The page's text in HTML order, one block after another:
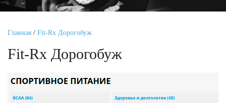
Главная / Fit-Rx Дорогобуж
Fit-Rx Дорогобуж